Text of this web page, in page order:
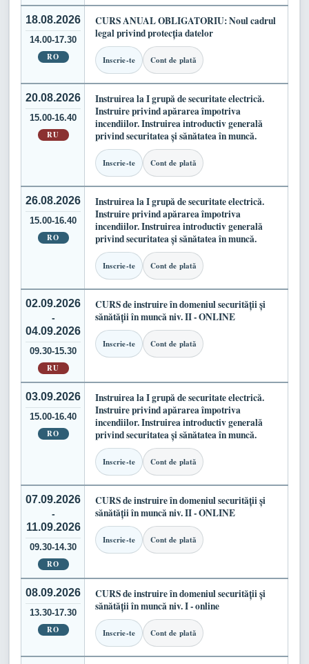
18.08.2026
14.00-17.30
RO
CURS ANUAL OBLIGATORIU: Noul cadrul
legal privind protecția datelor
Inscrie-te Cont de plată
20.08.2026
15.00-16.40
RU
Instruirea la I grupă de securitate electrică.
Instruire privind apărarea împotriva
incendiilor. Instruirea introductiv generală
privind securitatea și sănătatea în muncă.
Inscrie-te Cont de plată
26.08.2026
15.00-16.40
RO
Instruirea la I grupă de securitate electrică.
Instruire privind apărarea împotriva
incendiilor. Instruirea introductiv generală
privind securitatea și sănătatea în muncă.
Inscrie-te Cont de plată
02.09.2026
-
04.09.2026
09.30-15.30
RU
CURS de instruire în domeniul securității și
sănătății în muncă niv. II - ONLINE
Inscrie-te Cont de plată
03.09.2026
15.00-16.40
RO
Instruirea la I grupă de securitate electrică.
Instruire privind apărarea împotriva
incendiilor. Instruirea introductiv generală
privind securitatea și sănătatea în muncă.
Inscrie-te Cont de plată
07.09.2026
-
11.09.2026
09.30-14.30
RO
CURS de instruire în domeniul securității și
sănătății în muncă niv. II - ONLINE
Inscrie-te Cont de plată
08.09.2026
13.30-17.30
RO
CURS de instruire în domeniul securității și
sănătății în muncă niv. I - online
Inscrie-te Cont de plată